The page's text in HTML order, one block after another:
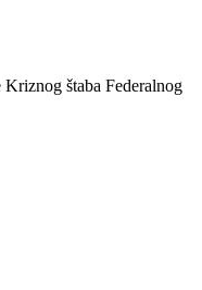
štaba Federalnog